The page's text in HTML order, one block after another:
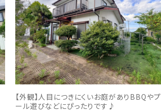
【外観】人目につきにくいお庭がありBBQやプ
ール遊びなどにぴったりです♪